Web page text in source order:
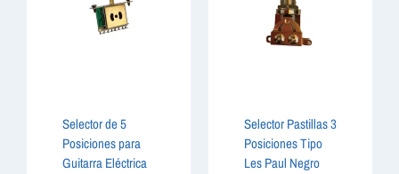
Selector de 5
Posiciones para
Guitarra Eléctrica
Selector Pastillas 3
Posiciones Tipo
Les Paul Negro